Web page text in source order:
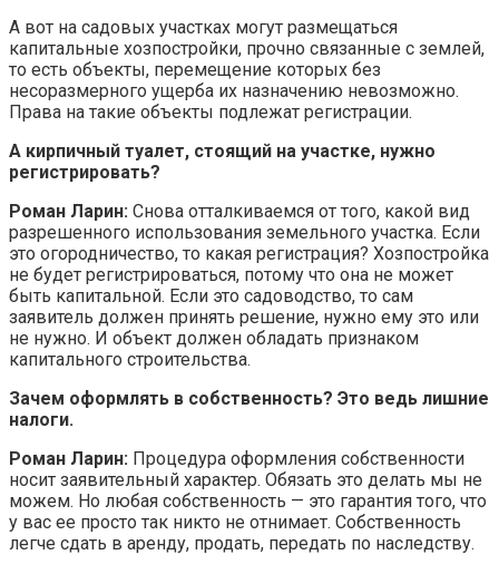
А вот на садовых участках могут размещаться
капитальные хозпостройки, прочно связанные с землей,
то есть объекты, перемещение которых без
несоразмерного ущерба их назначению невозможно.
Права на такие объекты подлежат регистрации.
А кирпичный туалет, стоящий на участке, нужно
регистрировать?
Роман Ларин: Снова отталкиваемся от того, какой вид
разрешенного использования земельного участка. Если
это огородничество, то какая регистрация? Хозпостройка
не будет регистрироваться, потому что она не может
быть капитальной. Если это садоводство, то сам
заявитель должен принять решение, нужно ему это или
не нужно. И объект должен обладать признаком
капитального строительства.
Зачем оформлять в собственность? Это ведь лишние
налоги.
Роман Ларин: Процедура оформления собственности
носит заявительный характер. Обязать это делать мы не
можем. Но любая собственность — это гарантия того, что
у вас ее просто так никто не отнимает. Собственность
легче сдать в аренду, продать, передать по наследству.